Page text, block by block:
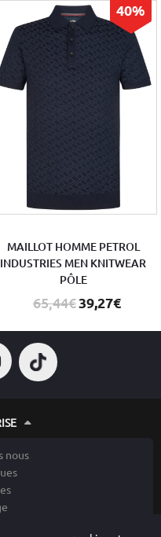
40%
MAILLOT HOMME PETROL
INDUSTRIES MEN KNITWEAR
PÔLE
65,44€39,27€
nous